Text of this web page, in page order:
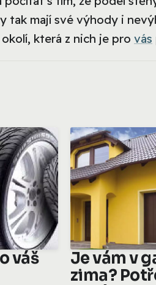
tak mají své výhody i
která z nich je pro vás
váš
Je vám v
zima?